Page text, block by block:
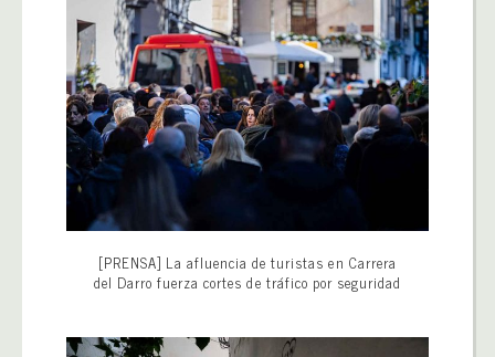
[PRENSA] La afluencia de turistas en Carrera
del Darro fuerza cortes de tráfico por seguridad